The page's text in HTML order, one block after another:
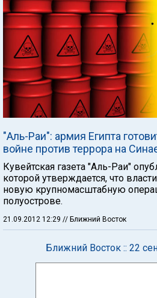
"Аль-Раи": армия Египта
войне против террора на
Кувейтская газета "Аль-Раи"
которой утверждается, что
новую крупномасштабную
полуострове.
21.09.2012 12:29 // Ближний Восток
Ближний Восток :: 22